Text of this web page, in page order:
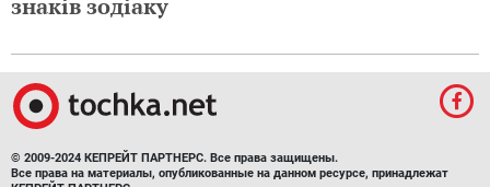
знаків зодіаку
© 2009-2024 КЕПРЕЙТ ПАРТНЕРС. Все права защищены.
Все права на материалы, опубликованные на данном ресурсе, принадлежат